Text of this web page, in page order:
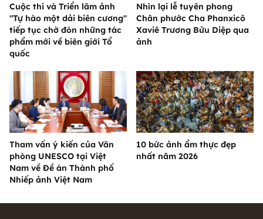
Cuộc thi và Triển lãm ảnh
"Tự hào một dải biên cương"
tiếp tục chờ đón những tác
phẩm mới về biên giới Tổ
quốc
Nhìn lại lễ tuyên phong
Chân phước Cha Phanxicô
Xaviê Trương Bửu Diệp qua
ảnh
Tham vấn ý kiến của Văn
phòng UNESCO tại Việt
Nam về Đề án Thành phố
Nhiếp ảnh Việt Nam
10 bức ảnh ẩm thực đẹp
nhất năm 2026